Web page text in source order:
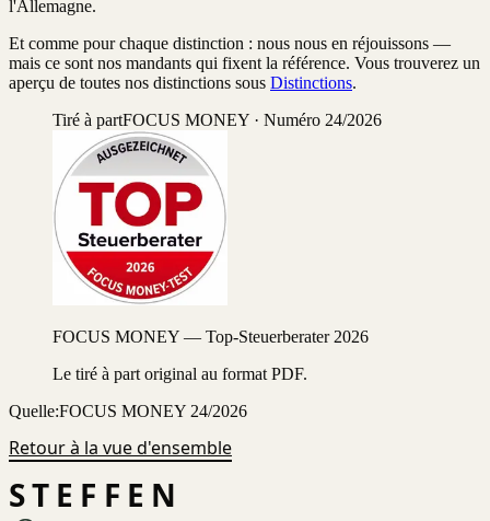
l'Allemagne.
Et comme pour chaque distinction : nous nous en réjouissons —
mais ce sont nos mandants qui fixent la référence. Vous trouverez un
aperçu de toutes nos distinctions sous Distinctions.
Tiré à partFOCUS MONEY · Numéro 24/2026
FOCUS MONEY — Top-Steuerberater 2026
Le tiré à part original au format PDF.
Quelle:FOCUS MONEY 24/2026
Retour à la vue d'ensemble
STEFFEN